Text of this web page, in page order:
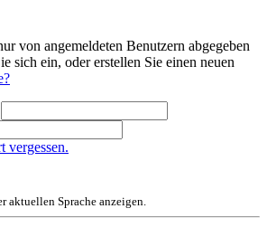
von angemeldeten Benutzern abgegeben
sich ein, oder erstellen Sie einen neuen
vergessen.
aktuellen Sprache anzeigen.